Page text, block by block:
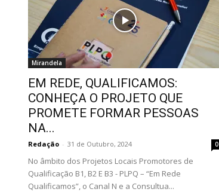
Mirandela
EM REDE, QUALIFICAMOS:
CONHEÇA O PROJETO QUE
PROMETE FORMAR PESSOAS
NA...
Redação - 31 de Outubro, 2024 0
No âmbito dos Projetos Locais Promotores de
Qualificação B1, B2 E B3 - PLPQ – “Em Rede
Qualificamos”, o Canal N e a Consultua...